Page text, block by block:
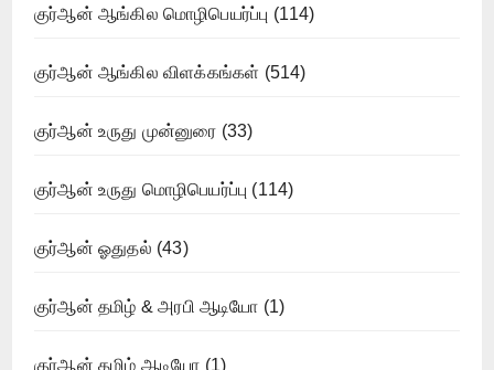
குர்ஆன் ஆங்கில மொழிபெயர்ப்பு (114)
குர்ஆன் ஆங்கில விளக்கங்கள் (514)
குர்ஆன் உருது முன்னுரை (33)
குர்ஆன் உருது மொழிபெயர்ப்பு (114)
குர்ஆன் ஓதுதல் (43)
குர்ஆன் தமிழ் & அரபி ஆடியோ (1)
குர்ஆன் தமிழ் ஆடியோ (1)